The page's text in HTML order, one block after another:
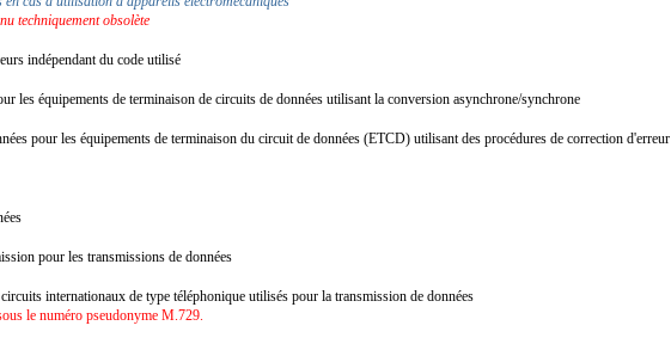
techniquement obsolète
indépendant du code utilisé
les équipements de terminaison de circuits de données utilisant la conversion asynchrone/synchrone
pour les équipements de terminaison du circuit de données (ETCD) utilisant des procédures de correction d'erreur
pour les transmissions de données
internationaux de type téléphonique utilisés pour la transmission de données
le numéro pseudonyme M.729.